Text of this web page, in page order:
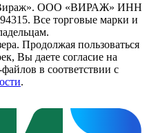
ООО «ВИРАЖ» ИНН
Все торговые марки и
Продолжая пользоваться
Вы даете согласие на
в соответствии с
.